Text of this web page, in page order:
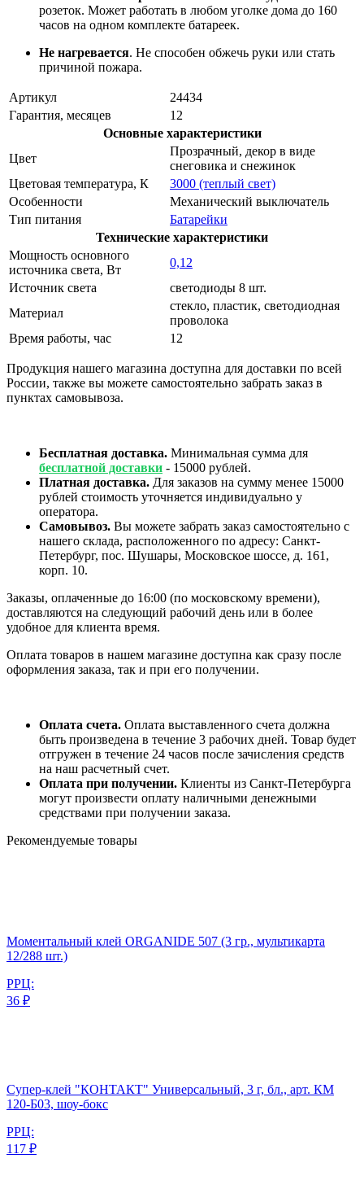
розеток. Может работать в любом уголке дома до 160
часов на одном комплекте батареек.
Не нагревается. Не способен обжечь руки или стать
причиной пожара.
Артикул
24434
Гарантия, месяцев
12
Основные характеристики
Цвет
Прозрачный, декор в виде
снеговика и снежинок
Цветовая температура, К
3000 (теплый свет)
Особенности
Механический выключатель
Тип питания
Батарейки
Технические характеристики
Мощность основного
источника света, Вт
0,12
Источник света
светодиоды 8 шт.
Материал
стекло, пластик, светодиодная
проволока
Время работы, час
12
Продукция нашего магазина доступна для доставки по всей
России, также вы можете самостоятельно забрать заказ в
пунктах самовывоза.
Бесплатная доставка. Минимальная сумма для
бесплатной доставки - 15000 рублей.
Платная доставка. Для заказов на сумму менее 15000
рублей стоимость уточняется индивидуально у
оператора.
Самовывоз. Вы можете забрать заказ самостоятельно с
нашего склада, расположенного по адресу: Санкт-
Петербург, пос. Шушары, Московское шоссе, д. 161,
корп. 10.
Заказы, оплаченные до 16:00 (по московскому времени),
доставляются на следующий рабочий день или в более
удобное для клиента время.
Оплата товаров в нашем магазине доступна как сразу после
оформления заказа, так и при его получении.
Оплата счета. Оплата выставленного счета должна
быть произведена в течение 3 рабочих дней. Товар будет
отгружен в течение 24 часов после зачисления средств
на наш расчетный счет.
Оплата при получении. Клиенты из Санкт-Петербурга
могут произвести оплату наличными денежными
средствами при получении заказа.
Рекомендуемые товары
Моментальный клей ORGANIDE 507 (3 гр., мультикарта
12/288 шт.)
РРЦ:
36 ₽
Супер-клей "КОНТАКТ" Универсальный, 3 г, бл., арт. КМ
120-Б03, шоу-бокс
РРЦ:
117 ₽